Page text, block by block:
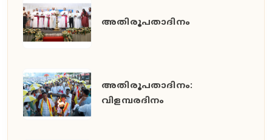
അതിരൂപതാദിനം
അതിരൂപതാദിനം:
വിളമ്പരദിനം